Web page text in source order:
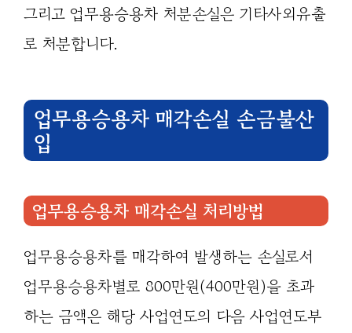
그리고 업무용승용차 처분손실은 기타사외유출
로 처분합니다.
업무용승용차 매각손실 손금불산
입
업무용승용차 매각손실 처리방법
업무용승용차를 매각하여 발생하는 손실로서
업무용승용차별로 800만원(400만원)을 초과
하는 금액은 해당 사업연도의 다음 사업연도부